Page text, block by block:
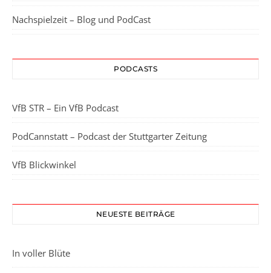
Nachspielzeit – Blog und PodCast
PODCASTS
VfB STR – Ein VfB Podcast
PodCannstatt – Podcast der Stuttgarter Zeitung
VfB Blickwinkel
NEUESTE BEITRÄGE
In voller Blüte